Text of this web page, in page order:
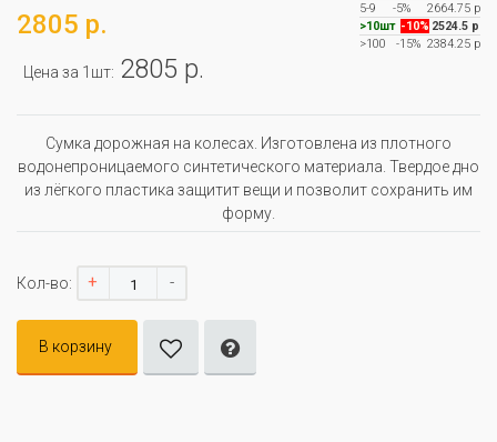
2805 р.
Цена за 1шт: 2805 р.
5-9
-5%
2664.75 р
>10шт -10% 2524.5 р
>100
-15% 2384.25 р
Сумка дорожная на колесах. Изготовлена из плотного
водонепроницаемого синтетического материала. Твердое дно
из лёгкого пластика защитит вещи и позволит сохранить им
форму.
Кол-во: + -
В корзину